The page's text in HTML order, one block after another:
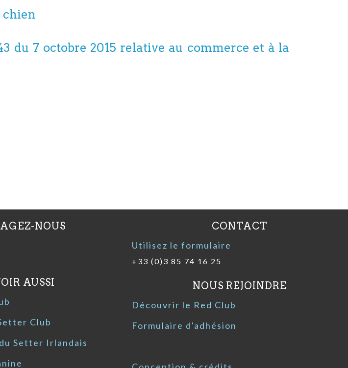
chien
du 7 octobre 2015 relative au commerce et à la
NOUS
AUSSI
Club
Setter Irlandais
CONTACT
Utilisez le formulaire
+33 (0)3 85 74 16 25
NOUS REJOINDRE
Découvrir le Red Club
Formulaire d'adhésion